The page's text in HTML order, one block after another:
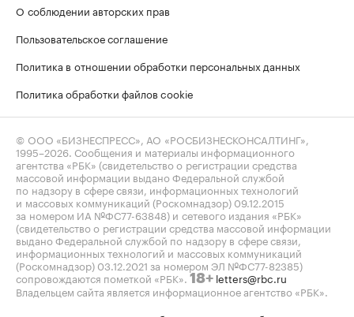
О соблюдении авторских прав
Пользовательское соглашение
Политика в отношении обработки персональных данных
Политика обработки файлов cookie
© ООО «БИЗНЕСПРЕСС», АО «РОСБИЗНЕСКОНСАЛТИНГ»,
1995–2026. Сообщения и материалы информационного
агентства «РБК» (свидетельство о регистрации средства
массовой информации выдано Федеральной службой
по надзору в сфере связи, информационных технологий
и массовых коммуникаций (Роскомнадзор) 09.12.2015
за номером ИА №ФС77-63848) и сетевого издания «РБК»
(свидетельство о регистрации средства массовой информации
выдано Федеральной службой по надзору в сфере связи,
информационных технологий и массовых коммуникаций
(Роскомнадзор) 03.12.2021 за номером ЭЛ №ФС77-82385)
сопровождаются пометкой «РБК». 18+ letters@rbc.ru
Владельцем сайта является информационное агентство «РБК».